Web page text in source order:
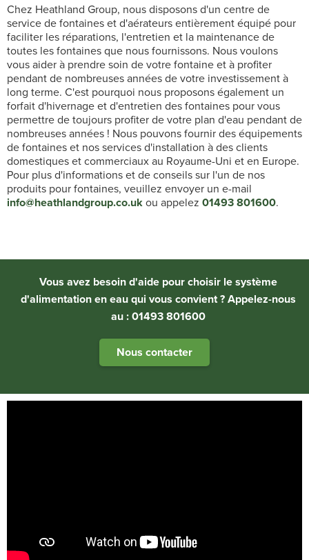
Chez Heathland Group, nous disposons d'un centre de
service de fontaines et d'aérateurs entièrement équipé pour
faciliter les réparations, l'entretien et la maintenance de
toutes les fontaines que nous fournissons. Nous voulons
vous aider à prendre soin de votre fontaine et à profiter
pendant de nombreuses années de votre investissement à
long terme. C'est pourquoi nous proposons également un
forfait d'hivernage et d'entretien des fontaines pour vous
permettre de toujours profiter de votre plan d'eau pendant de
nombreuses années ! Nous pouvons fournir des équipements
de fontaines et nos services d'installation à des clients
domestiques et commerciaux au Royaume-Uni et en Europe.
Pour plus d'informations et de conseils sur l'un de nos
produits pour fontaines, veuillez envoyer un e-mail
info@heathlandgroup.co.ukou appelez 01493 801600.
Vous avez besoin d'aide pour choisir le système
d'alimentation en eau qui vous convient ? Appelez-nous
au : 01493 801600
Nous contacter